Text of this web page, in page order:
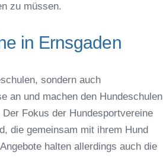
zu müssen.
in Ernsgaden
sondern auch
an und machen den Hundeschulen
Fokus der Hundesportvereine
die gemeinsam mit ihrem Hund
halten allerdings auch die